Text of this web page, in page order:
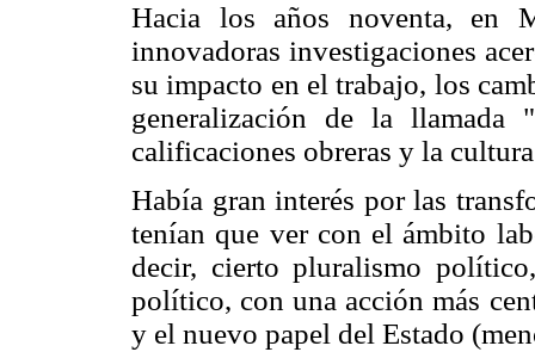
Hacia los años noventa, en
innovadoras investigaciones
su impacto en el trabajo, los
generalización de la
calificaciones obreras y la
Había gran interés por las
tenían que ver con el ámbito
decir, cierto pluralismo
político, con una acción más
y el nuevo papel del Estado